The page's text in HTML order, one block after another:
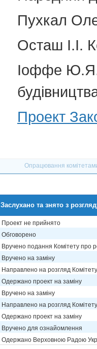
Пухкал
Осташ І.І.
Іоффе Ю.Я.
Проект
Опрацювання
Заслухано та знято з
Проект не прийнято
Обговорено
Вручено подання Комітету про
Вручено на заміну
Направлено на розгляд Комітету
Одержано проект на заміну
Вручено на заміну
Направлено на розгляд Комітету
Одержано проект на заміну
Вручено для ознайомлення
Одержано Верховною Радою